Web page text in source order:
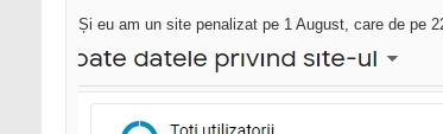
Și eu am un site penalizat pe 1 August, care de pe